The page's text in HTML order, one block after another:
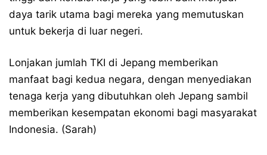
daya tarik utama bagi mereka yang memutuskan
untuk bekerja di luar negeri.
Lonjakan jumlah TKI di Jepang memberikan
manfaat bagi kedua negara, dengan menyediakan
tenaga kerja yang dibutuhkan oleh Jepang sambil
memberikan kesempatan ekonomi bagi masyarakat
Indonesia. (Sarah)